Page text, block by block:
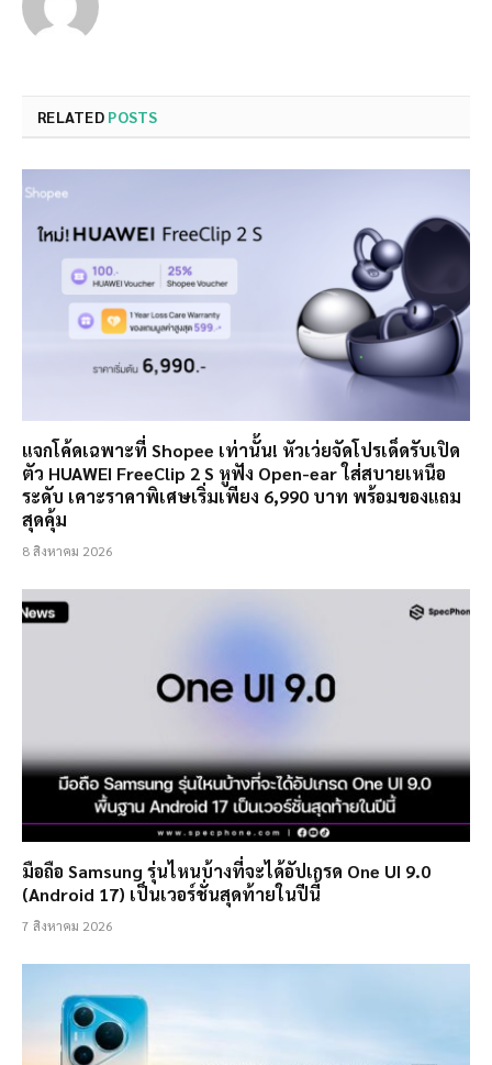
RELATED POSTS
แจกโค้ดเฉพาะที่ Shopee เท่านั้น! หัวเว่ยจัดโปรเด็ดรับเปิด
ตัว HUAWEI FreeClip 2 S หูฟัง Open-ear ใส่สบายเหนือ
ระดับ เคาะราคาพิเศษเริ่มเพียง 6,990 บาท พร้อมของแถม
สุดคุ้ม
8 สิงหาคม 2026
มือถือ Samsung รุ่นไหนบ้างที่จะได้อัปเกรด One UI 9.0
(Android 17) เป็นเวอร์ชั่นสุดท้ายในปีนี้
7 สิงหาคม 2026